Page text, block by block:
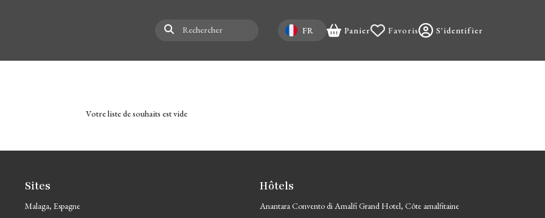
Rechercher Select your language
FR Panier Favoris S'identifier
Votre liste de souhaits est vide
Sites
Malaga, Espagne
Hôtels
Anantara Convento di Amalfi Grand Hotel, Côte amalfitaine